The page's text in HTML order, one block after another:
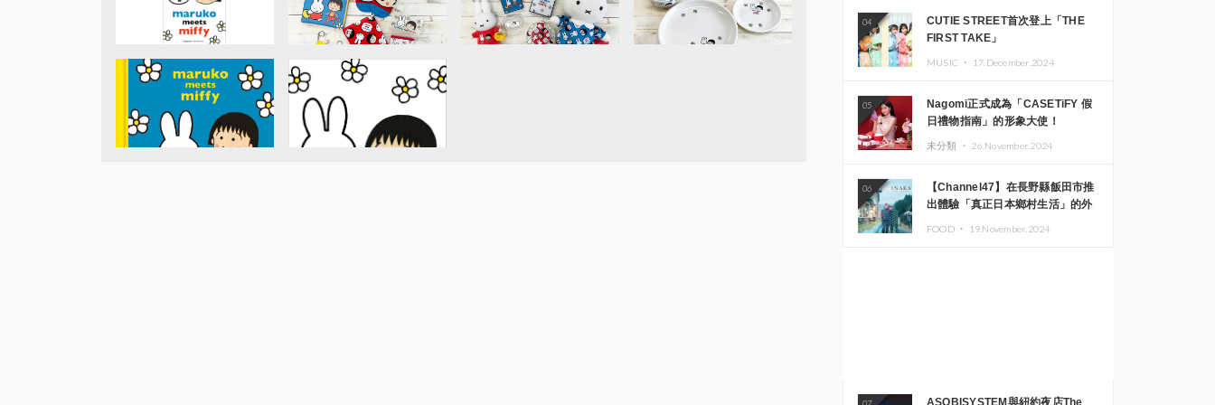
04
CUTIE STREET首次登上「THE
FIRST TAKE」
MUSIC ・ 17.December.2024
05
Nagomi正式成為「CASETiFY 假
日禮物指南」的形象大使！
未分類 ・ 26.November.2024
06
【Channel47】在長野縣飯田市推
出體驗「真正日本鄉村生活」的外
FOOD ・ 19.November.2024
ASOBISYSTEM與紐約夜店The